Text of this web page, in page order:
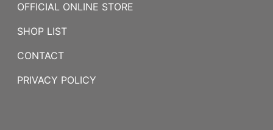
OFFICIAL ONLINE STORE
SHOP LIST
CONTACT
PRIVACY POLICY